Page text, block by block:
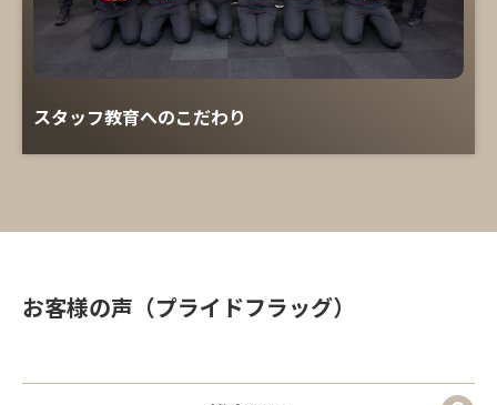
スタッフ教育へのこだわり
お客様の声（プライドフラッグ）